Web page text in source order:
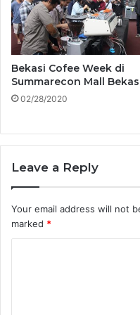
Bekasi Cofee Week di
Summarecon Mall
02/28/2020
Leave a Reply
Your email address will not
marked *